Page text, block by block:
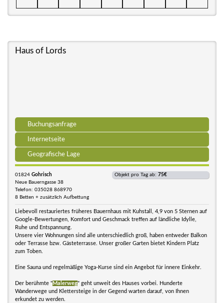
Haus of Lords
Buchungsanfrage
Internetseite
Geografische Lage
01824 Gohrisch
Neue Bauerngasse 38
Telefon: 035028 868970
8 Betten + zusätzlich Aufbettung
Objekt pro Tag ab: 75€
Liebevoll restauriertes früheres Bauernhaus mit Kuhstall, 4,9 von 5 Sternen auf
Google-Bewertungen, Komfort und Geschmack treffen auf ländliche Idylle,
Ruhe und Entspannung.
Unsere vier Wohnungen sind alle unterschiedlich groß, haben entweder Balkon
oder Terrasse bzw. Gästeterrasse. Unser großer Garten bietet Kindern Platz
zum Toben.
Eine Sauna und regelmäßige Yoga-Kurse sind ein Angebot für innere Einkehr.
Der berühmte "Malerweg" geht unweit des Hauses vorbei. Hunderte
Wanderwege und Klettersteige in der Gegend warten darauf, von Ihnen
erkundet zu werden.